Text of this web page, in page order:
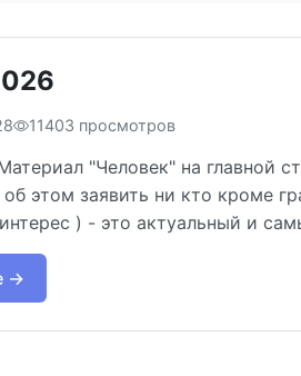
11403 просмотров
"Человек" на главной
этом заявить ни кто кроме
) - это актуальный и
→